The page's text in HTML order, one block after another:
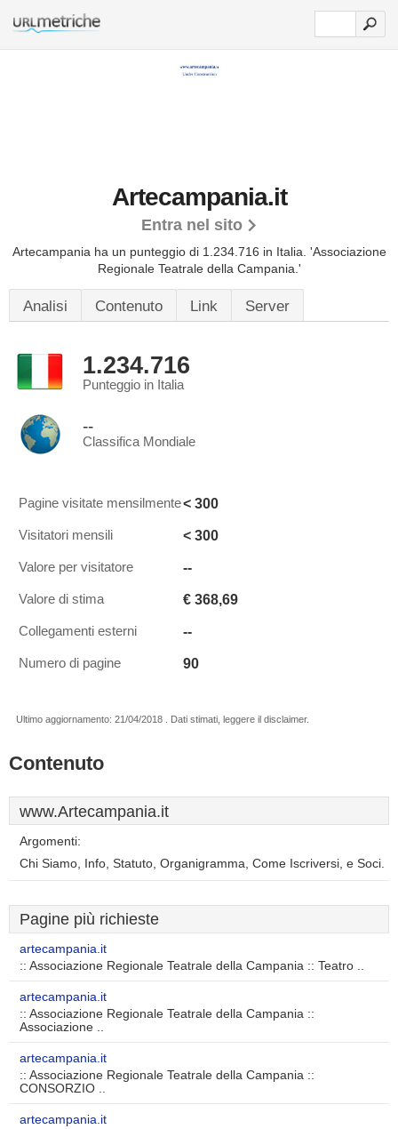
Artecampania.it
Entra nel sito
Artecampania ha un punteggio di 1.234.716 in Italia. 'Associazione
Regionale Teatrale della Campania.'
Analisi Contenuto Link Server
1.234.716
Punteggio in Italia
--
Classifica Mondiale
Pagine visitate mensilmente< 300
Visitatori mensili < 300
Valore per visitatore --
Valore di stima € 368,69
Collegamenti esterni --
Numero di pagine 90
Ultimo aggiornamento: 21/04/2018 . Dati stimati, leggere il disclaimer.
Contenuto
www.Artecampania.it
Argomenti:
Chi Siamo, Info, Statuto, Organigramma, Come Iscriversi, e Soci.
Pagine più richieste
artecampania.it
:: Associazione Regionale Teatrale della Campania :: Teatro ..
artecampania.it
:: Associazione Regionale Teatrale della Campania ::
Associazione ..
artecampania.it
:: Associazione Regionale Teatrale della Campania ::
CONSORZIO ..
artecampania.it